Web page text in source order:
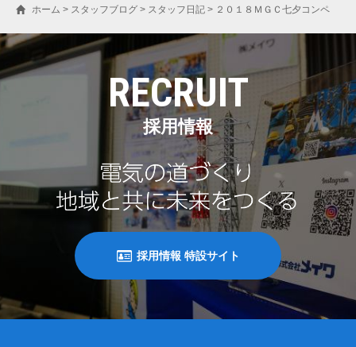
ホーム > スタッフブログ > スタッフ日記 > ２０１８ＭＧＣ七夕コンペ
RECRUIT
採用情報
採用情報 特設サイト